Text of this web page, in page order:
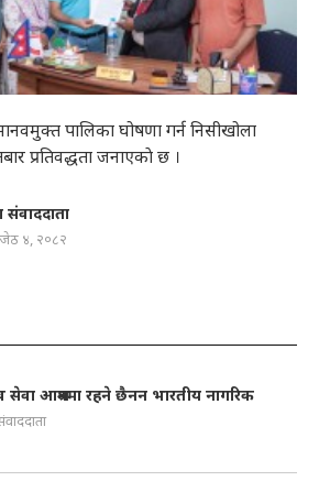
पालिका घोषणा गर्न निसीखोला
प्रतिवद्धता जनाएकाे छ ।
४, २०८२
आश्रममा रहने छैनन भारतीय नागरिक